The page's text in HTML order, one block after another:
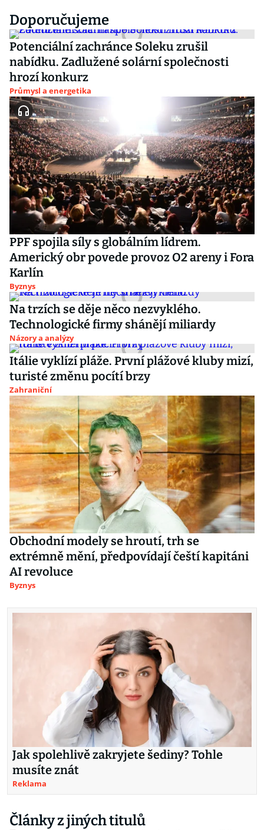
Doporučujeme
Potenciální zachránce Soleku zrušil
nabídku. Zadlužené solární společnosti
hrozí konkurz
Průmysl a energetika
PPF spojila síly s globálním lídrem.
Americký obr povede provoz O2 areny i Fora
Karlín
Byznys
Na trzích se děje něco nezvyklého.
Technologické firmy shánějí miliardy
Názory a analýzy
Itálie vyklízí pláže. První plážové kluby mizí,
turisté změnu pocítí brzy
Zahraniční
Obchodní modely se hroutí, trh se
extrémně mění, předpovídají čeští kapitáni
AI revoluce
Byznys
Jak spolehlivě zakryjete šediny? Tohle
musíte znát
Reklama
Články z jiných titulů